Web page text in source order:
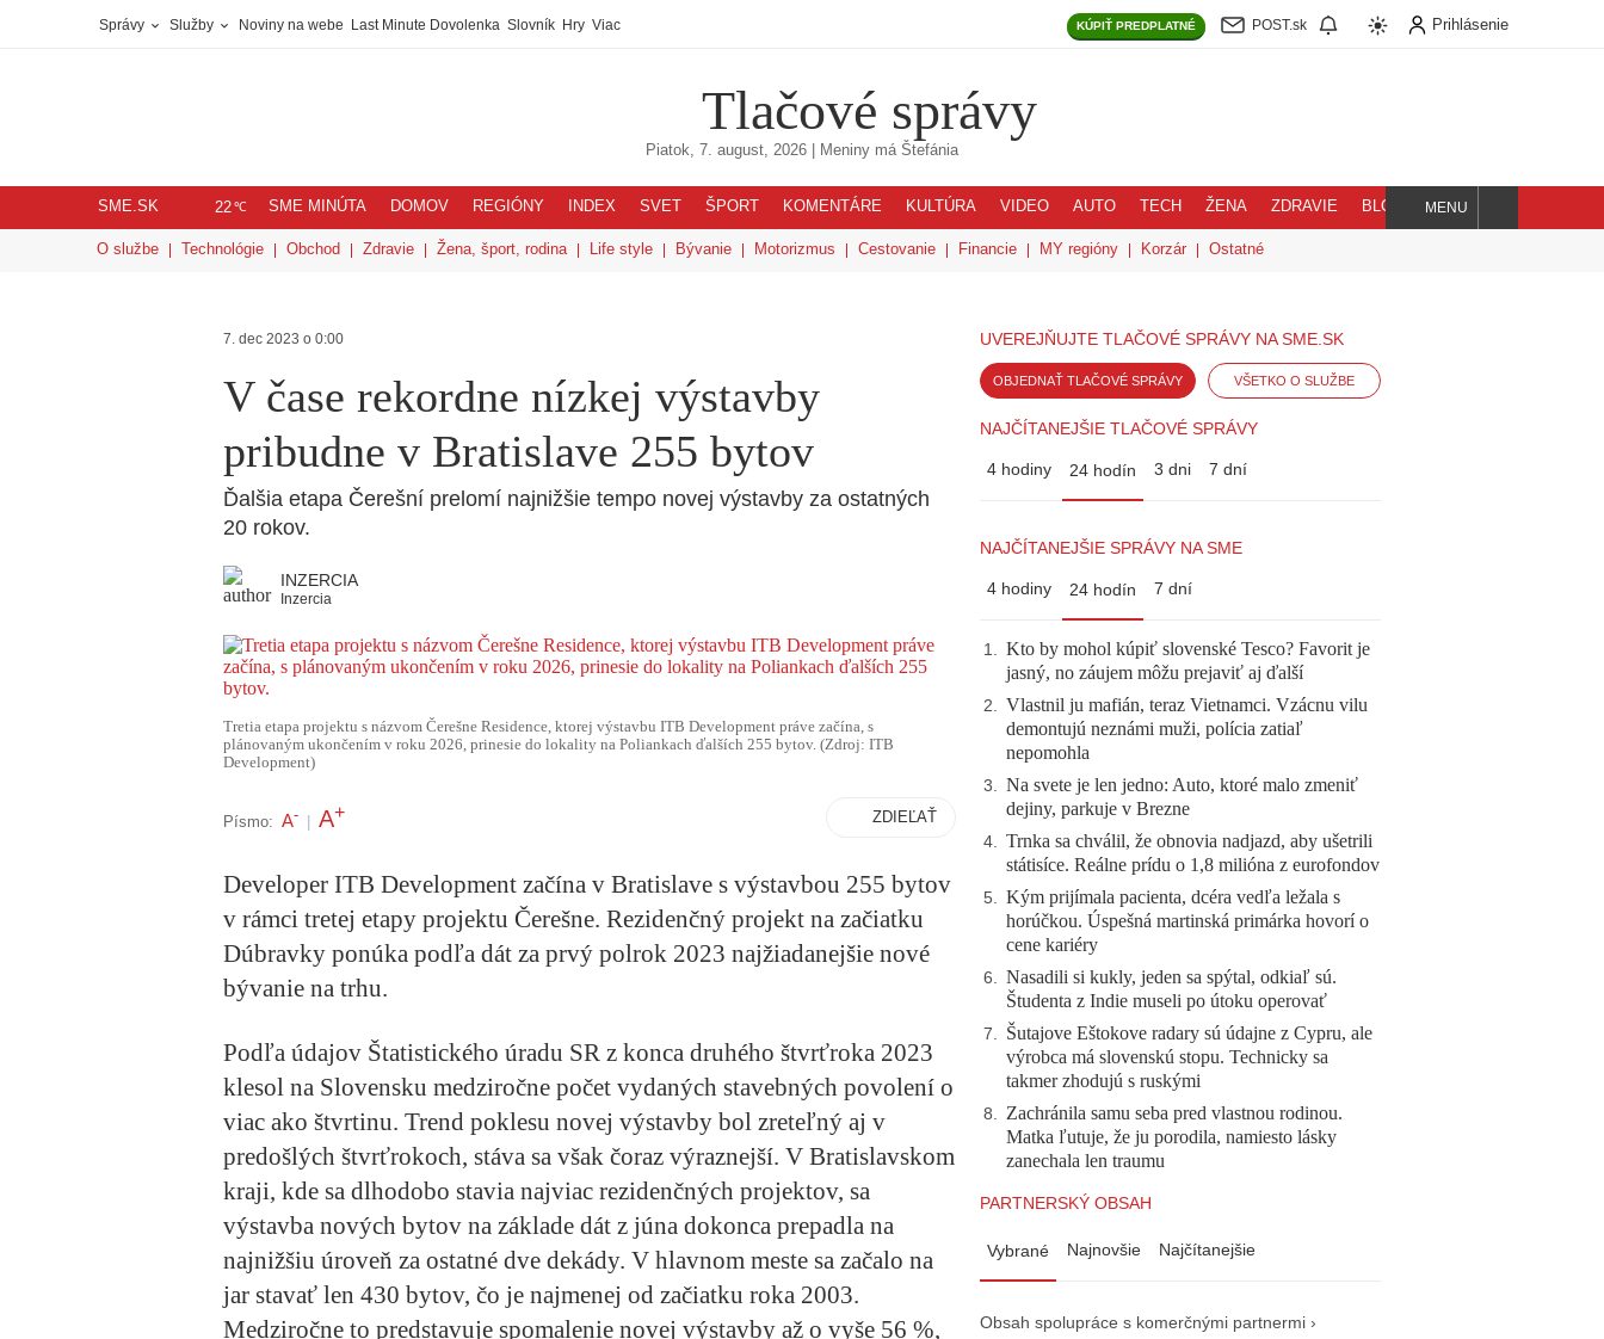
Správy Služby Noviny na webe Last Minute Dovolenka Slovník Hry Viac KÚPIŤ PREDPLATNÉ POST.sk Prihlásenie
Tlačové správy
Piatok, 7. august, 2026 | Meniny má Štefánia
SME.SK 22℃ SME MINÚTA DOMOV REGIÓNY INDEX SVET ŠPORT KOMENTÁRE KULTÚRA VIDEO AUTO TECH ŽENA ZDRAVIE BLOG
Hľadaj
MENU
O službe Technológie Obchod Zdravie Žena, šport, rodina Life style Bývanie Motorizmus Cestovanie Financie MY regióny Korzár Ostatné
7. dec 2023 o 0:00
V čase rekordne nízkej výstavby
pribudne v Bratislave 255 bytov
Ďalšia etapa Čerešní prelomí najnižšie tempo novej výstavby za ostatných
20 rokov.
INZERCIA
Inzercia
Tretia etapa projektu s názvom Čerešne Residence, ktorej výstavbu ITB Development práve začína, s
plánovaným ukončením v roku 2026, prinesie do lokality na Poliankach ďalších 255 bytov. (Zdroj: ITB
Development)
Písmo: A- A+ ZDIEĽAŤ
Developer ITB Development začína v Bratislave s výstavbou 255 bytov
v rámci tretej etapy projektu Čerešne. Rezidenčný projekt na začiatku
Dúbravky ponúka podľa dát za prvý polrok 2023 najžiadanejšie nové
bývanie na trhu.
Podľa údajov Štatistického úradu SR z konca druhého štvrťroka 2023
klesol na Slovensku medziročne počet vydaných stavebných povolení o
viac ako štvrtinu. Trend poklesu novej výstavby bol zreteľný aj v
predošlých štvrťrokoch, stáva sa však čoraz výraznejší. V Bratislavskom
kraji, kde sa dlhodobo stavia najviac rezidenčných projektov, sa
výstavba nových bytov na základe dát z júna dokonca prepadla na
najnižšiu úroveň za ostatné dve dekády. V hlavnom meste sa začalo na
jar stavať len 430 bytov, čo je najmenej od začiatku roka 2003.
Medziročne to predstavuje spomalenie novej výstavby až o vyše 56 %,
UVEREJŇUJTE TLAČOVÉ SPRÁVY NA SME.SK
OBJEDNAŤ TLAČOVÉ SPRÁVY VŠETKO O SLUŽBE
NAJČÍTANEJŠIE TLAČOVÉ SPRÁVY
4 hodiny 24 hodín 3 dni 7 dní
NAJČÍTANEJŠIE SPRÁVY NA SME
4 hodiny 24 hodín 7 dní
1. Kto by mohol kúpiť slovenské Tesco? Favorit je
jasný, no záujem môžu prejaviť aj ďalší
2. Vlastnil ju mafián, teraz Vietnamci. Vzácnu vilu
demontujú neznámi muži, polícia zatiaľ
nepomohla
3. Na svete je len jedno: Auto, ktoré malo zmeniť
dejiny, parkuje v Brezne
4. Trnka sa chválil, že obnovia nadjazd, aby ušetrili
státisíce. Reálne prídu o 1,8 milióna z eurofondov
5. Kým prijímala pacienta, dcéra vedľa ležala s
horúčkou. Úspešná martinská primárka hovorí o
cene kariéry
6. Nasadili si kukly, jeden sa spýtal, odkiaľ sú.
Študenta z Indie museli po útoku operovať
7. Šutajove Eštokove radary sú údajne z Cypru, ale
výrobca má slovenskú stopu. Technicky sa
takmer zhodujú s ruskými
8. Zachránila samu seba pred vlastnou rodinou.
Matka ľutuje, že ju porodila, namiesto lásky
zanechala len traumu
PARTNERSKÝ OBSAH
Vybrané Najnovšie Najčítanejšie
Obsah spolupráce s komerčnými partnermi ›